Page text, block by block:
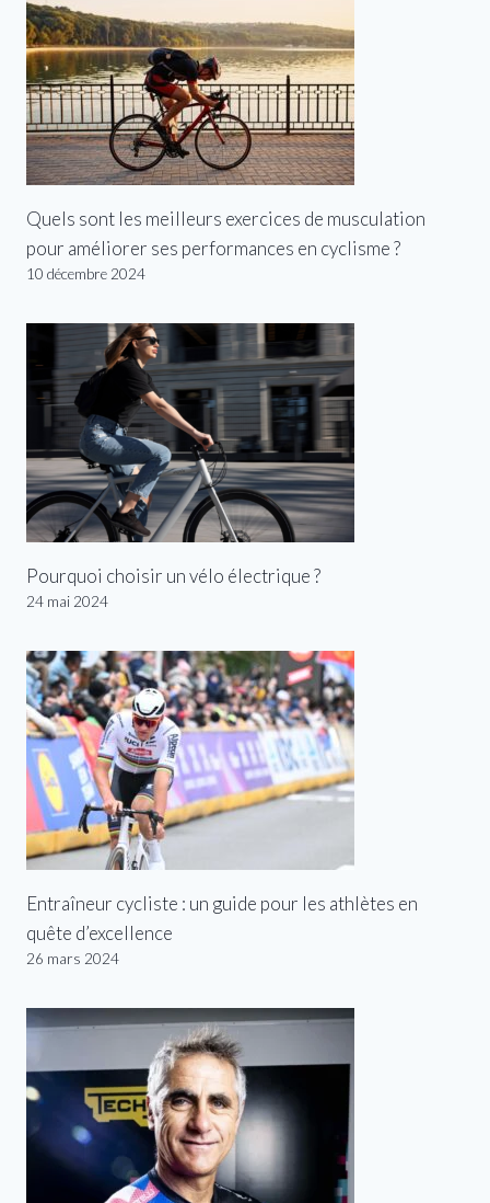
Quels sont les meilleurs exercices de musculation
pour améliorer ses performances en cyclisme ?
10 décembre 2024
Pourquoi choisir un vélo électrique ?
24 mai 2024
Entraîneur cycliste : un guide pour les athlètes en
quête d’excellence
26 mars 2024